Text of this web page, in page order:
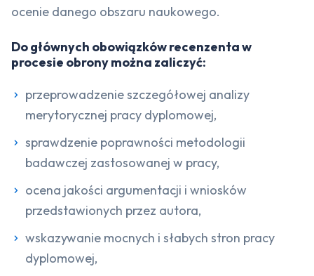
ocenie danego obszaru naukowego.
Do głównych obowiązków recenzenta w
procesie obrony można zaliczyć:
przeprowadzenie szczegółowej analizy
merytorycznej pracy dyplomowej,
sprawdzenie poprawności metodologii
badawczej zastosowanej w pracy,
ocena jakości argumentacji i wniosków
przedstawionych przez autora,
wskazywanie mocnych i słabych stron pracy
dyplomowej,